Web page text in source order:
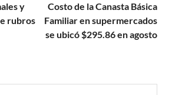
y
rubros
Costo de la Canasta Básica
Familiar en supermercados
se ubicó $295.86 en agosto